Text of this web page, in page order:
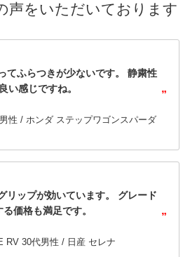
声をいただいております
てふらつきが少ないです。
静粛性
い感じですね。
性 / ホンダ ステップワゴンスパーダ
リップが効いています。
グレード
る価格も満足です。
RV 30代男性 / 日産 セレナ